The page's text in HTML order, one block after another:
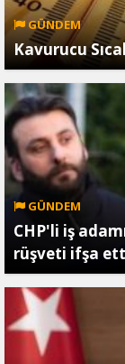
GÜNDEM
Kavurucu
GÜNDEM
CHP'li iş
rüşveti ifşa